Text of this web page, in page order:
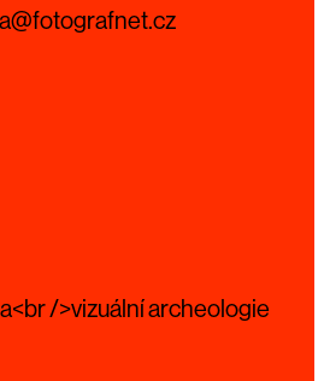
/>vizuální archeologie